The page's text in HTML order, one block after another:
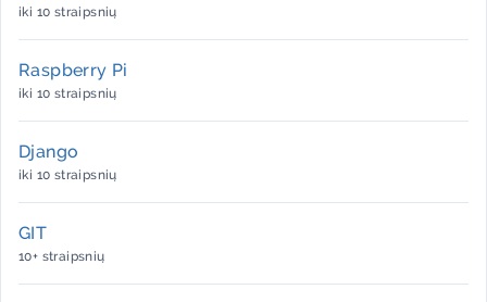
iki 10 straipsnių
Raspberry Pi
iki 10 straipsnių
Django
iki 10 straipsnių
GIT
10+ straipsnių